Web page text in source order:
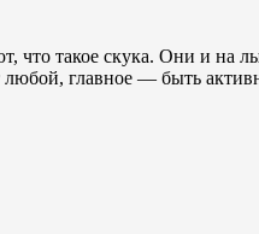
такое скука. Они и на
главное — быть